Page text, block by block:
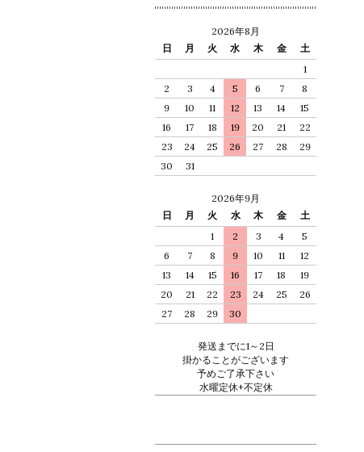
2026年8月
日
月 火 水 木 金
土
1
2
3 4 5 6 7
8
9
10 11 12 13 14
15
16
17 18 19 20 21
22
23
24 25 26 27 28
29
30
31
2026年9月
日
月 火 水 木 金
土
1
2 3 4
5
6
7 8 9 10 11
12
13
14 15 16 17 18
19
20
21 22 23 24 25
26
27
28 29 30
発送までに1～2日
掛かることがございます
予めご了承下さい
水曜定休+不定休